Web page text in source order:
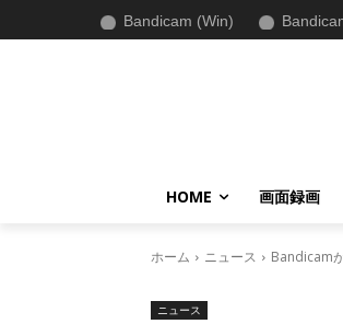
Bandicam (Win)
HOME 画面録画
ホーム ニュース Bandicam
ニュース